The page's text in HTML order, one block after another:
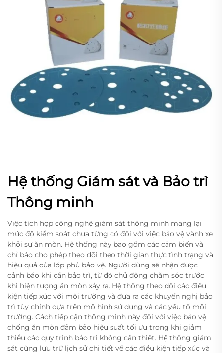
Hệ thống Giám sát và Bảo trì
Thông minh
Việc tích hợp công nghệ giám sát thông minh mang lại
mức độ kiểm soát chưa từng có đối với việc bảo vệ vành xe
khỏi sự ăn mòn. Hệ thống này bao gồm các cảm biến và
chỉ báo cho phép theo dõi theo thời gian thực tình trạng và
hiệu quả của lớp phủ bảo vệ. Người dùng sẽ nhận được
cảnh báo khi cần bảo trì, từ đó chủ động chăm sóc trước
khi hiện tượng ăn mòn xảy ra. Hệ thống theo dõi các điều
kiện tiếp xúc với môi trường và đưa ra các khuyến nghị bảo
trì tùy chỉnh dựa trên mô hình sử dụng và các yếu tố môi
trường. Cách tiếp cận thông minh này đối với việc bảo vệ
chống ăn mòn đảm bảo hiệu suất tối ưu trong khi giảm
thiểu các quy trình bảo trì không cần thiết. Hệ thống giám
sát cũng lưu trữ lịch sử chi tiết về các điều kiện tiếp xúc và